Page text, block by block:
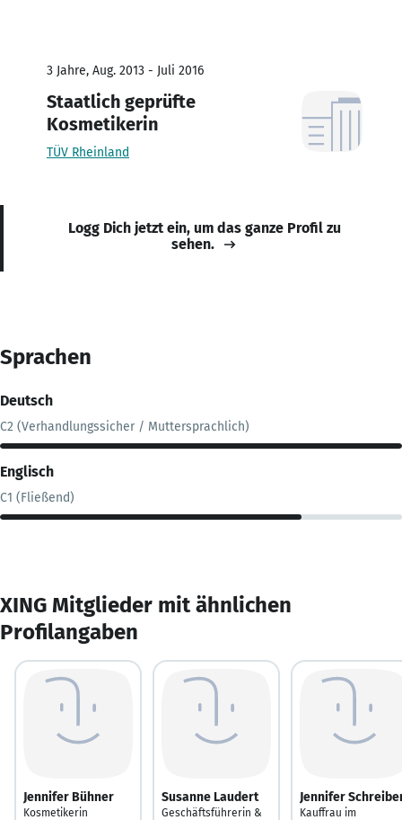
3 Jahre, Aug. 2013 - Juli 2016
Staatlich geprüfte
Kosmetikerin
TÜV Rheinland
Logg Dich jetzt ein, um das ganze Profil zu
sehen.
Sprachen
Deutsch
C2 (Verhandlungssicher / Muttersprachlich)
Englisch
C1 (Fließend)
XING Mitglieder mit ähnlichen
Profilangaben
Jennifer Bühner
Kosmetikerin
Susanne Laudert
Geschäftsführerin &
Jennifer
Kauffrau im